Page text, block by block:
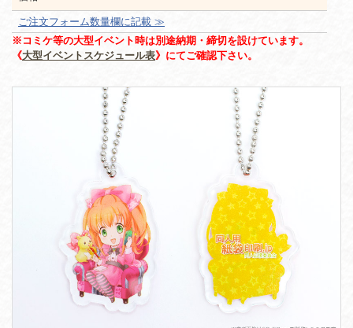
ご注文フォーム数量欄に記載 ≫
※コミケ等の大型イベント時は別途納期・締切を設けています。
《大型イベントスケジュール表》にてご確認下さい。